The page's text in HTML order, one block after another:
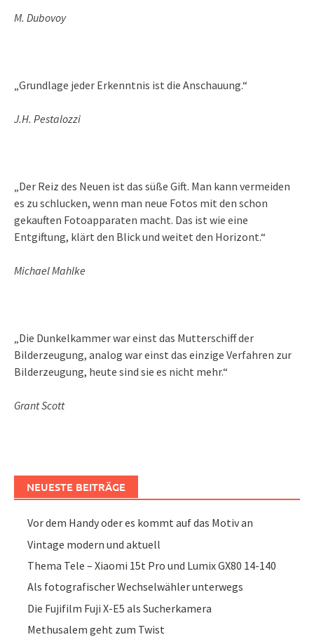
M. Dubovoy
„Grundlage jeder Erkenntnis ist die Anschauung.“
J.H. Pestalozzi
„Der Reiz des Neuen ist das süße Gift. Man kann vermeiden
es zu schlucken, wenn man neue Fotos mit den schon
gekauften Fotoapparaten macht. Das ist wie eine
Entgiftung, klärt den Blick und weitet den Horizont.“
Michael Mahlke
„Die Dunkelkammer war einst das Mutterschiff der
Bilderzeugung, analog war einst das einzige Verfahren zur
Bilderzeugung, heute sind sie es nicht mehr.“
Grant Scott
NEUESTE BEITRÄGE
Vor dem Handy oder es kommt auf das Motiv an
Vintage modern und aktuell
Thema Tele – Xiaomi 15t Pro und Lumix GX80 14-140
Als fotografischer Wechselwähler unterwegs
Die Fujifilm Fuji X-E5 als Sucherkamera
Methusalem geht zum Twist